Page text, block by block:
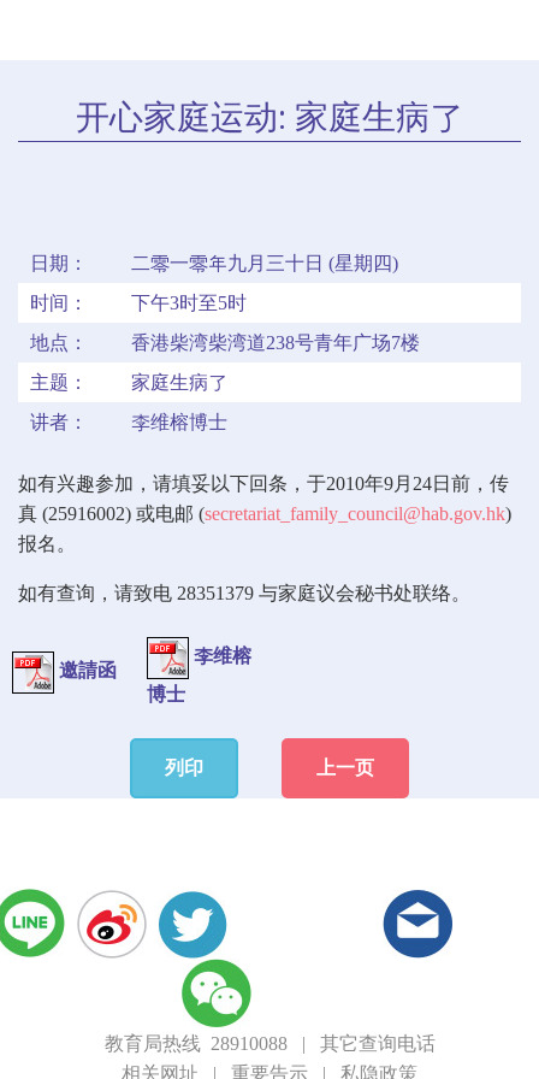
开心家庭运动: 家庭生病了
日期：
二零一零年九月三十日 (星期四)
时间：
下午3时至5时
地点：
香港柴湾柴湾道238号青年广场7楼
主题：
家庭生病了
讲者：
李维榕博士
如有兴趣参加，请填妥以下回条，于2010年9月24日前，传
真 (25916002) 或电邮 (secretariat_family_council@hab.gov.hk)
报名。
如有查询，请致电 28351379 与家庭议会秘书处联络。
邀請函
李维榕
博士
列印 上一页
教育局热线 28910088| 其它查询电话
相关网址 | 重要告示 | 私隐政策